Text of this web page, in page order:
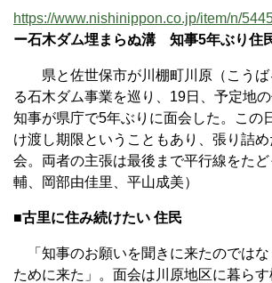
https://www.nishinippon.co.jp/item/n/
ー石木ダム埋まらぬ溝 知事5年ぶり住
県と佐世保市が川棚町川原（こうば
る石木ダム事業を巡り、19日、予定地
知事が県庁で5年ぶりに面会した。この
け渡し期限ということもあり、張り詰
会。両者の主張は最後まで平行線をた
輔、岡部由佳里、平山成美）
■古里に住み続けたい 住民
「知事のお願いを聞きに来たのではな
ために来た」。面会は川原地区に暮ら